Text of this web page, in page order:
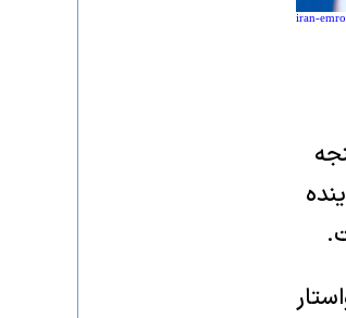
iran-